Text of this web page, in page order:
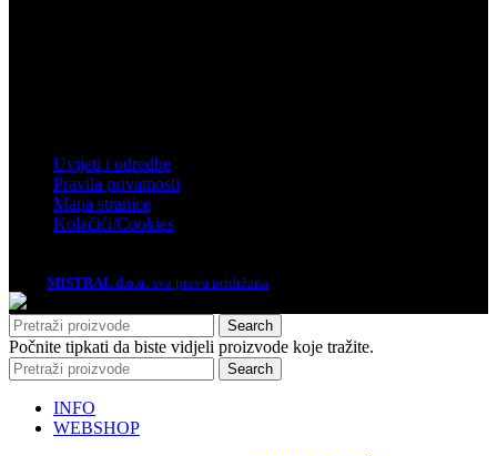
Uvijeti i odredbe
Pravila privatnosti
Mapa stranice
Kolačići/Cookies
MISTRAL d.o.o. sva prava pridržana
Search
Počnite tipkati da biste vidjeli proizvode koje tražite.
Search
INFO
WEBSHOP